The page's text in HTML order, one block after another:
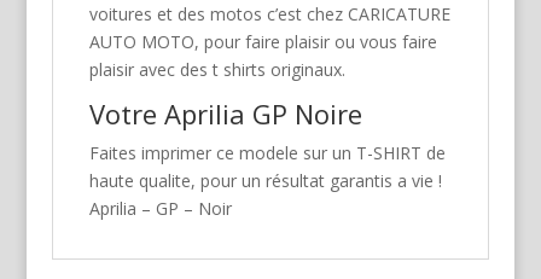
voitures et des motos c’est chez CARICATURE
AUTO MOTO, pour faire plaisir ou vous faire
plaisir avec des t shirts originaux.
Votre Aprilia GP Noire
Faites imprimer ce modele sur un T-SHIRT de
haute qualite, pour un résultat garantis a vie !
Aprilia – GP – Noir